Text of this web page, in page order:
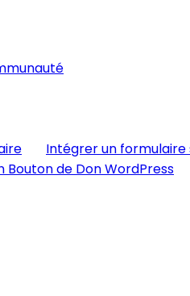
Intégrer un formulaire
Bouton de Don WordPress